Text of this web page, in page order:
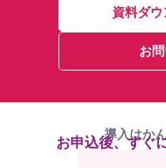
資料ダ
お
導入はか
お申込後、すぐ